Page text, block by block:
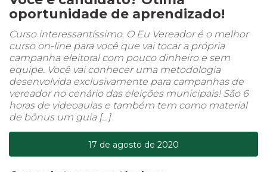
oportunidade de aprendizado!
Curso interessantíssimo. O Eu Vereador é o melhor
curso on-line para você que vai tocar a própria
campanha eleitoral com pouco dinheiro e sem
equipe. Você vai conhecer uma metodologia
desenvolvida exclusivamente para campanhas de
vereador no cenário das eleições municipais! São 6
horas de videoaulas e também tem como material
de bônus um guia […]
17 de agosto de 2020